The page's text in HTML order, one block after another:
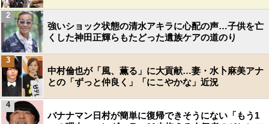
強いショック状態の清水アキラに心配の声…子供を亡
くした神田正輝らもたどった遺族ケアの道のり
2
中村倫也が「風、薫る」に大貢献…妻・水卜麻美アナ
との「ずっと仲良く」「にこやかな」近況
3
バナナマン日村が簡単に復帰できそうにない「もう1
4